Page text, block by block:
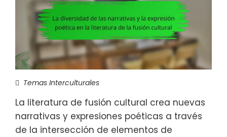
Temas Interculturales
La literatura de fusión cultural crea nuevas
narrativas y expresiones poéticas a través
de la intersección de elementos de